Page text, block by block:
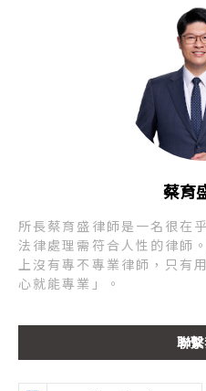
蔡育
所長蔡育盛律師是一名很在
法律處理需符合人性的律師
上沒有專不專業律師，只有
心就能專業」。
聯